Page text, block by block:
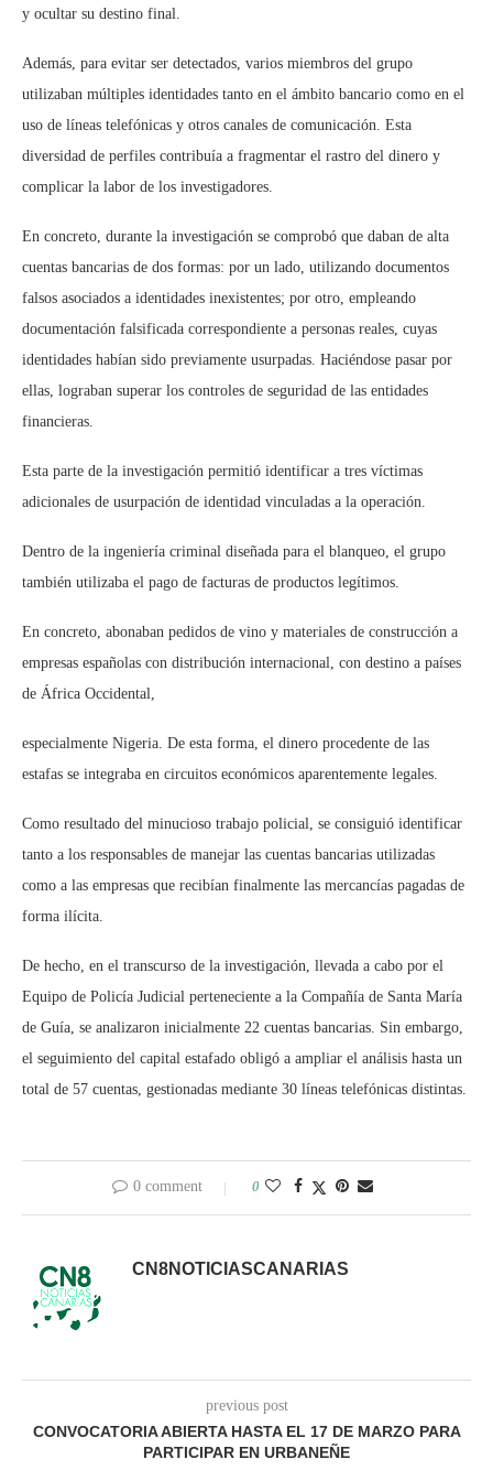
y ocultar su destino final.
Además, para evitar ser detectados, varios miembros del grupo
utilizaban múltiples identidades tanto en el ámbito bancario como en el
uso de líneas telefónicas y otros canales de comunicación. Esta
diversidad de perfiles contribuía a fragmentar el rastro del dinero y
complicar la labor de los investigadores.
En concreto, durante la investigación se comprobó que daban de alta
cuentas bancarias de dos formas: por un lado, utilizando documentos
falsos asociados a identidades inexistentes; por otro, empleando
documentación falsificada correspondiente a personas reales, cuyas
identidades habían sido previamente usurpadas. Haciéndose pasar por
ellas, lograban superar los controles de seguridad de las entidades
financieras.
Esta parte de la investigación permitió identificar a tres víctimas
adicionales de usurpación de identidad vinculadas a la operación.
Dentro de la ingeniería criminal diseñada para el blanqueo, el grupo
también utilizaba el pago de facturas de productos legítimos.
En concreto, abonaban pedidos de vino y materiales de construcción a
empresas españolas con distribución internacional, con destino a países
de África Occidental,
especialmente Nigeria. De esta forma, el dinero procedente de las
estafas se integraba en circuitos económicos aparentemente legales.
Como resultado del minucioso trabajo policial, se consiguió identificar
tanto a los responsables de manejar las cuentas bancarias utilizadas
como a las empresas que recibían finalmente las mercancías pagadas de
forma ilícita.
De hecho, en el transcurso de la investigación, llevada a cabo por el
Equipo de Policía Judicial perteneciente a la Compañía de Santa María
de Guía, se analizaron inicialmente 22 cuentas bancarias. Sin embargo,
el seguimiento del capital estafado obligó a ampliar el análisis hasta un
total de 57 cuentas, gestionadas mediante 30 líneas telefónicas distintas.
0 comment 0
CN8NOTICIASCANARIAS
previous post
CONVOCATORIA ABIERTA HASTA EL 17 DE MARZO PARA
PARTICIPAR EN URBANEÑE